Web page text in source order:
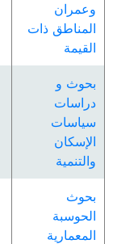
وعمران
المناطق ذات
القيمة
بحوث و
دراسات
سياسات
الإسكان
والتنمية
بحوث
الحوسبة
المعمارية